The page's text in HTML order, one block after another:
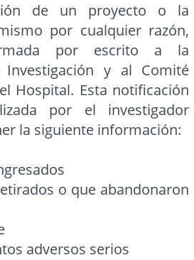
de un proyecto o la
por cualquier razón,
por escrito a la
Investigación y al Comité
Hospital. Esta notificación
por el investigador
la siguiente información:
o que abandonaron
adversos serios